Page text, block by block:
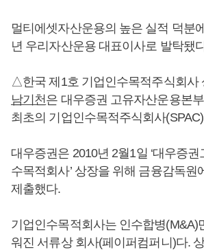
멀티에셋자산운용의 높은 실적 덕분
년 우리자산운용 대표이사로 발탁됐
△한국 제1호 기업인수목적주식회사
남기천은 대우증권 고유자산운용본
최초의 기업인수목적주식회사
대우증권은 2010년 2월1일 ‘대우증
수목적회사’ 상장을 위해 금융감독원
제출했다.
기업인수목적회사는 인수합병(M&A)
워진 서류상 회사(페이퍼컴퍼니)다.